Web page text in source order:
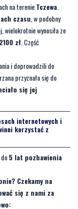
2100 zł. Część
i doprowadzili do
przyznała się do
się jej
internetowych i
korzystać z
do5 lat pozbawienia
Czekamy na
się z nami za
numerem telefonu